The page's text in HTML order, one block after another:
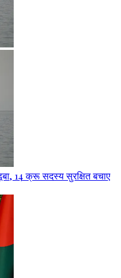
14 क्रू सदस्य सुरक्षित बचाए